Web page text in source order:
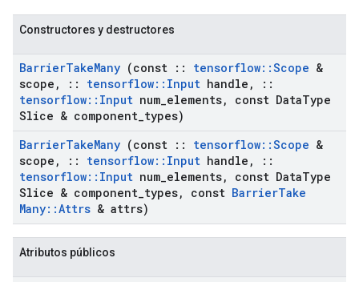
Constructores y destructores
BarrierTakeMany (const :: tensorflow::Scope &
scope , :: tensorflow:: Input handle ,
::
tensorflow:: Input num elements, const DataType
Slice & component types)
BarrierTakeMany (const :: tensorflow::Scope &
scope , :: tensorflow:: Input handle ,
::
tensorflow:: Input num elements, const DataType
Slice & component types, const BarrierTake
Many::Attrs & attrs)
Atributos públicos